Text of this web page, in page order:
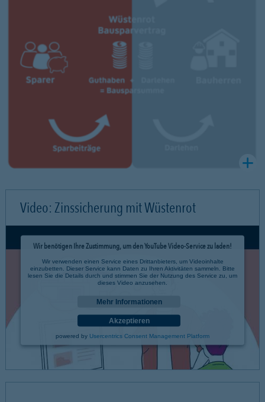
Video: Zinssicherung mit Wüstenrot
Wir benötigen Ihre Zustimmung, um den YouTube Video-Service zu laden!
Wir verwenden einen Service eines Drittanbieters, um Videoinhalte
einzubetten. Dieser Service kann Daten zu Ihren Aktivitäten sammeln. Bitte
lesen Sie die Details durch und stimmen Sie der Nutzung des Service zu, um
dieses Video anzusehen.
Mehr Informationen
Akzeptieren
powered by Usercentrics Consent Management Platform